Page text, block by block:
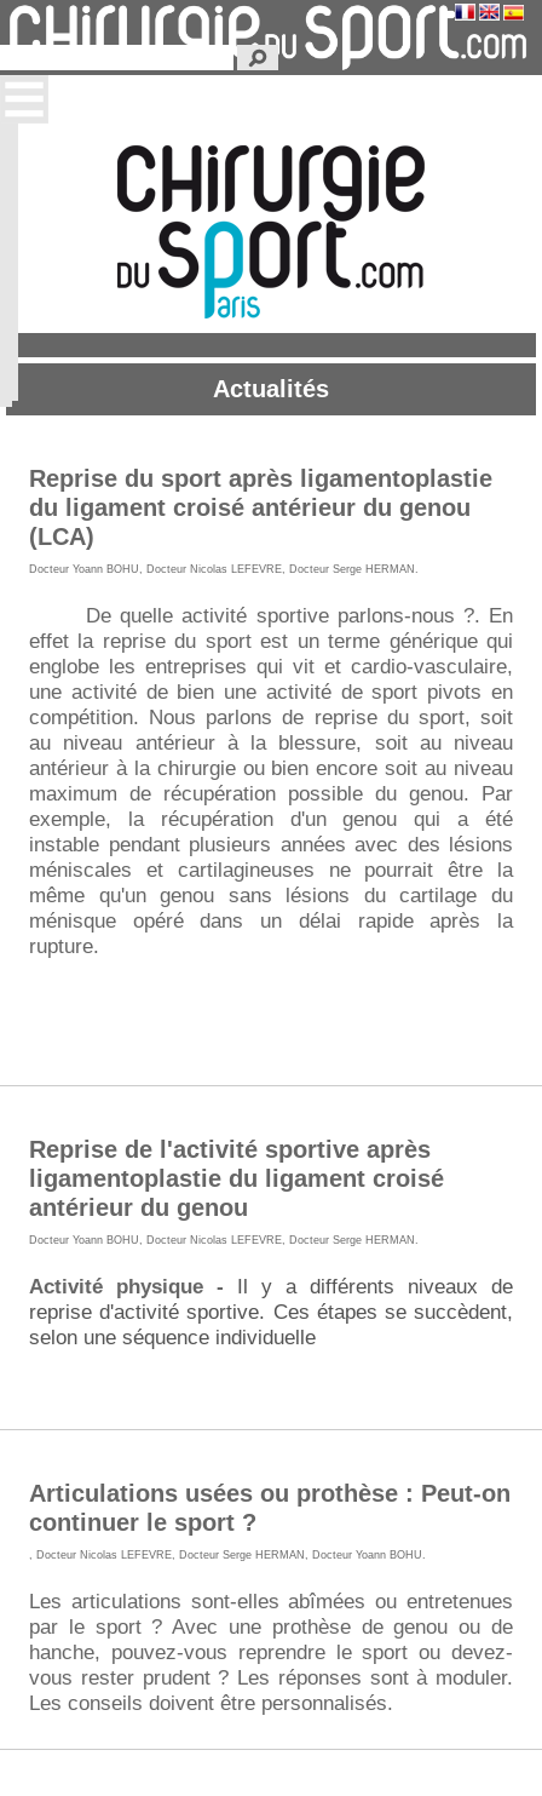
Actualités
Reprise du sport après ligamentoplastie
du ligament croisé antérieur du genou
(LCA)
Docteur Yoann BOHU, Docteur Nicolas LEFEVRE, Docteur Serge HERMAN .
De quelle activité sportive parlons-nous ?. En
effet la reprise du sport est un terme générique qui
englobe les entreprises qui vit et cardio-vasculaire,
une activité de bien une activité de sport pivots en
compétition. Nous parlons de reprise du sport, soit
au niveau antérieur à la blessure, soit au niveau
antérieur à la chirurgie ou bien encore soit au niveau
maximum de récupération possible du genou. Par
exemple, la récupération d'un genou qui a été
instable pendant plusieurs années avec des lésions
méniscales et cartilagineuses ne pourrait être la
même qu'un genou sans lésions du cartilage du
ménisque opéré dans un délai rapide après la
rupture.
Reprise de l'activité sportive après
ligamentoplastie du ligament croisé
antérieur du genou
Docteur Yoann BOHU Docteur Nicolas LEFEVRE Docteur Serge HERMAN
Activité physique - Il y a différents niveaux de
reprise d'activité sportive. Ces étapes se succèdent,
selon une séquence individuelle
Articulations usées ou prothèse : Peut-on
continuer le sport ?
Docteur Nicolas LEFEVRE Docteur Serge HERMAN Docteur Yoann BOHU
Les articulations sont-elles abîmées ou entretenues
par le sport ? Avec une prothèse de genou ou de
hanche, pouvez-vous reprendre le sport ou devez-
vous rester prudent ? Les réponses sont à moduler.
Les conseils doivent être personnalisés.